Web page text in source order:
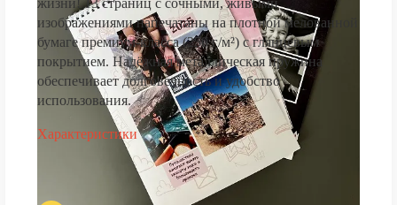
жизни! 13 страниц с сочными, живыми
изображениями напечатаны на плотной мелованной
бумаге премиум-класса (250 г/м²) с глянцевым
покрытием. Надёжная металлическая пружина
обеспечивает долговечность и удобство
использования.
Характеристики